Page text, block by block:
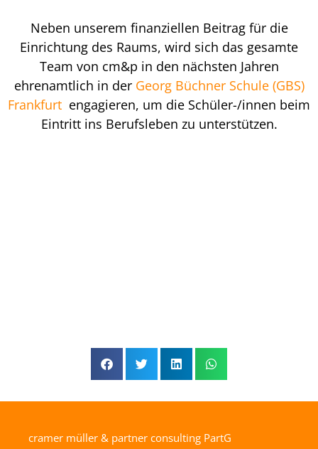
Neben unserem finanziellen Beitrag für die
Einrichtung des Raums, wird sich das gesamte
Team von cm&p in den nächsten Jahren
ehrenamtlich in der Georg Büchner Schule (GBS)
Frankfurt engagieren, um die Schüler-/innen beim
Eintritt ins Berufsleben zu unterstützen.
cramer müller & partner consulting PartG